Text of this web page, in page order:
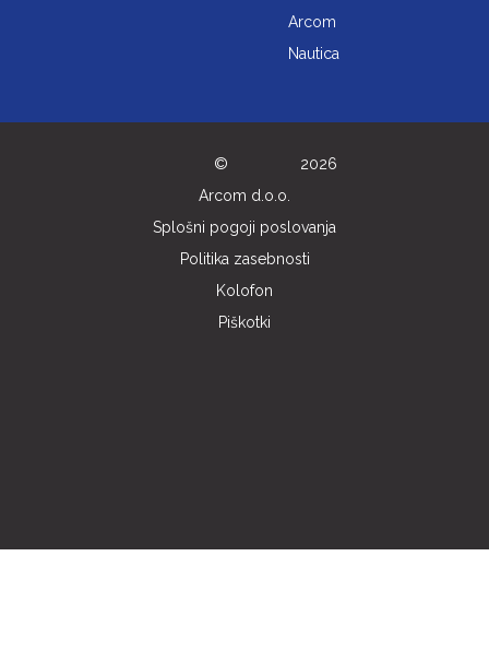
Arcom
Nautica
©
2026
Arcom d.o.o.
Splošni pogoji poslovanja
Politika zasebnosti
Kolofon
Piškotki